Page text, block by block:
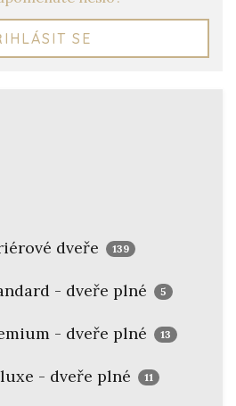
SE
dveře 139
- dveře plné 5
- dveře plné 13
- dveře plné 11